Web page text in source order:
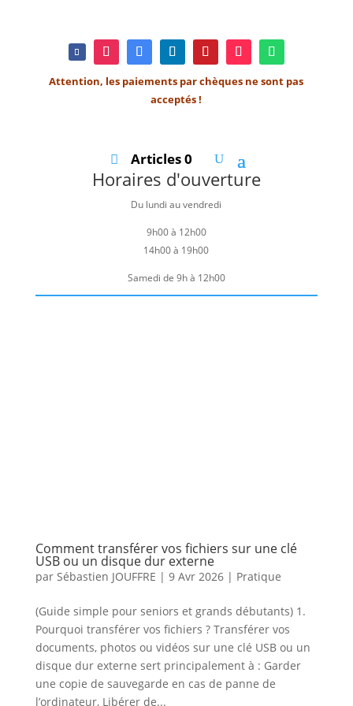
Attention, les paiements par chèques ne sont pas
acceptés !
Articles 0
Horaires d'ouverture
Du lundi au vendredi
9h00 à 12h00
14h00 à 19h00
Samedi de 9h à 12h00
Comment transférer vos fichiers sur une clé
USB ou un disque dur externe
par Sébastien JOUFFRE | 9 Avr 2026| Pratique
(Guide simple pour seniors et grands débutants) 1.
Pourquoi transférer vos fichiers ? Transférer vos
documents, photos ou vidéos sur une clé USB ou un
disque dur externe sert principalement à : Garder
une copie de sauvegarde en cas de panne de
l’ordinateur, Libérer de...